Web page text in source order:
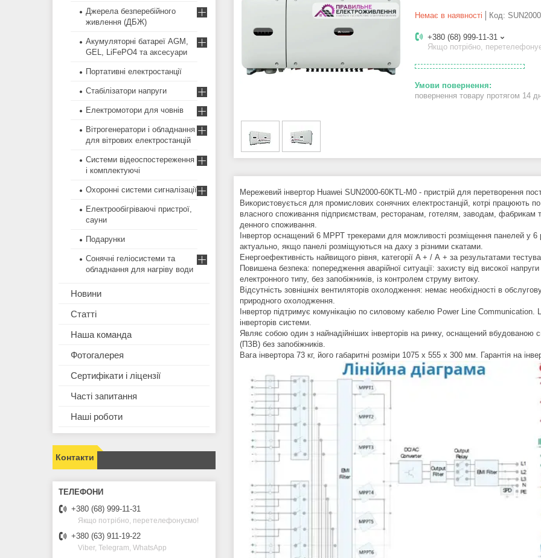
Немає в наявності Код:
+380 (68) 999-11-31
Якщо потрібно,
повернення товару протягом 14
Мережевий інвертор Huawei SUN2000-60KTL-M0 - пристрій для перетворення
Використовується для промислових сонячних електростанцій, котрі працюють
власного споживання підприємствам, ресторанам, готелям, заводам, фабрикам
денного споживання.
Інвертор оснащений 6 МРРТ трекерами для можливості розміщення панелей у 6
актуально, якщо панелі розміщуються на даху з різними скатами.
Енергоефективність найвищого рівня, категорії A + / А + за результатами
Повишена безпека: попередження аварійної ситуації: захисту від високої
електронного типу, без запобіжників, із контролем струму витоку.
Відсутність зовнішніх вентиляторів охолодження: немає необхідності в
природного охолодження.
Інвертор підтримує комунікацію по силовому кабелю Power Line
інверторів системи.
Являє собою один з найнадійніших інверторів на ринку, оснащений вбудованою
(ПЗВ) без запобіжників.
Вага інвертора 73 кг, його габаритні розміри 1075 x 555 x 300 мм. Гарантія на
Джерела безперебійного
живлення (ДБЖ)
Акумуляторні батареї AGM,
GEL, LiFePO4 та аксесуари
Портативні електростанції
Стабілізатори напруги
Електромотори для човнів
Вітрогенератори і обладнання
для вітрових електростанцій
Системи відеоспостереження
і комплектуючі
Охоронні системи сигналізації
Електрообігріваючі пристрої,
сауни
Подарунки
Сонячні геліосистеми та
обладнання для нагріву води
Новини
Статті
Наша команда
Фотогалерея
Сертифікати і ліцензії
Часті запитання
Наші роботи
Контакти
+380 (68) 999-11-31
Якщо потрібно, перетелефонуємо!
+380 (63) 911-19-22
Viber, Telegram, WhatsApp